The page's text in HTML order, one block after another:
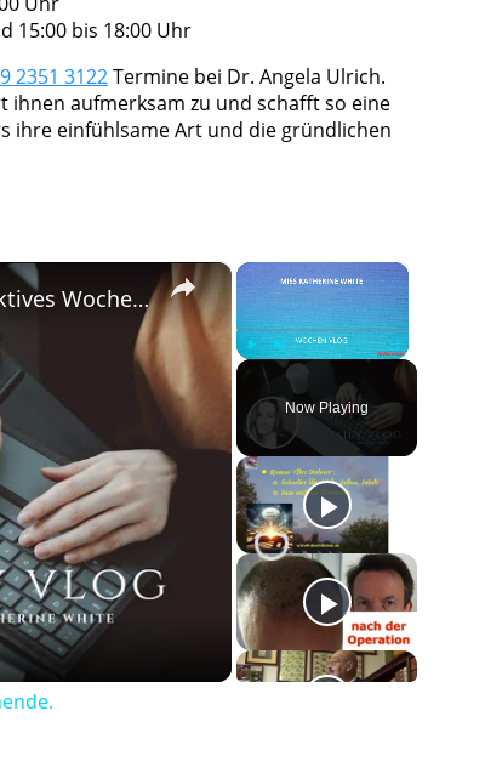
15:00 bis 18:00 Uhr
2351 3122Termine bei Dr. Angela Ulrich.
aufmerksam zu und schafft so eine
ihre einfühlsame Art und die gründlichen
×
Play Unmute Fullscreen
Now Playing
×
#DailyVlog! Ich hatte ein absolutes, produktives Wochenende.